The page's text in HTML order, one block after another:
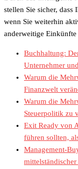
stellen Sie sicher, dass
wenn Sie weiterhin
anderweitige Einkünfte
Buchhaltung:
Unternehmer
Warum die
Finanzwelt
Warum die
Steuerpolitik zu
Exit Ready von
führen sollten,
Management-